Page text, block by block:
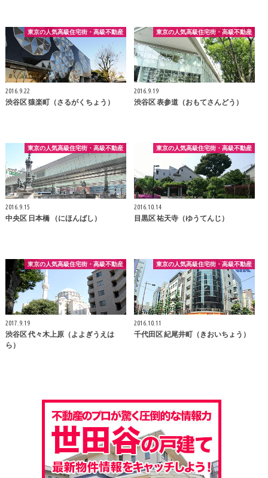
東京の人気高級住宅街・高級不動産
2016.9.22
渋谷区 猿楽町（さるがくちょう）
東京の人気高級住宅街・高級不動産
2016.9.19
渋谷区 表参道（おもてさんどう）
東京の人気高級住宅街・高級不動産
2016.9.15
中央区 日本橋 （にほんばし）
東京の人気高級住宅街・高級不動産
2016.10.14
目黒区 祐天寺（ゆうてんじ）
東京の人気高級住宅街・高級不動産
2017.9.19
渋谷区 代々木上原（よよぎうえは
ら）
東京の人気高級住宅街・高級不動産
2016.10.11
千代田区 紀尾井町（きおいちょう）